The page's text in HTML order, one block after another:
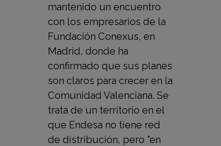
mantenido un encuentro
con los empresarios de la
Fundación Conexus, en
Madrid, donde ha
confirmado que sus planes
son claros para crecer en la
Comunidad Valenciana. Se
trata de un territorio en el
que Endesa no tiene red
de distribución, pero "en